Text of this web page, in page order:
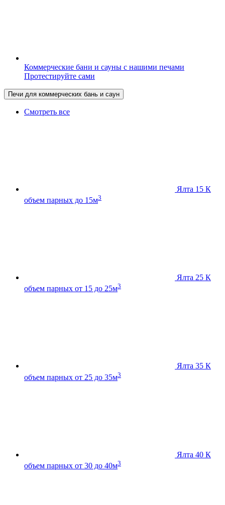
Коммерческие бани и сауны с нашими печами
Протестируйте сами
Печи для коммерческих бань и саун
Смотреть все
Ялта 15 К
объем парных до 15м3
Ялта 25 К
объем парных от 15 до 25м3
Ялта 35 К
объем парных от 25 до 35м3
Ялта 40 К
объем парных от 30 до 40м3